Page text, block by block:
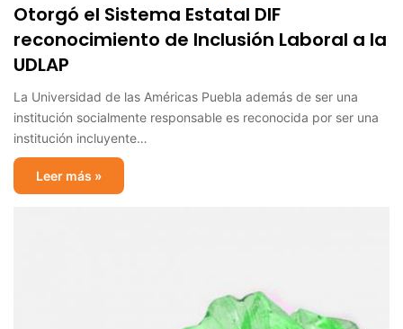
Otorgó el Sistema Estatal DIF
reconocimiento de Inclusión Laboral a la
UDLAP
La Universidad de las Américas Puebla además de ser una
institución socialmente responsable es reconocida por ser una
institución incluyente…
Leer más »